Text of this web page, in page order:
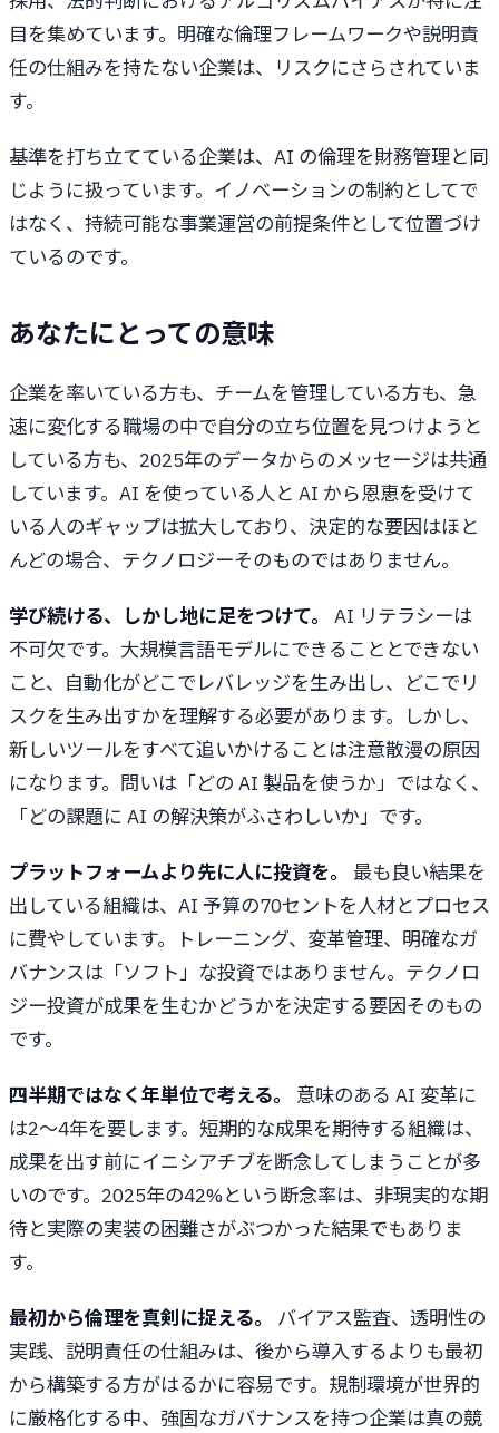
目を集めています。明確な倫理フレームワークや説明責
任の仕組みを持たない企業は、リスクにさらされていま
す。
基準を打ち立てている企業は、AI の倫理を財務管理と同
じように扱っています。イノベーションの制約としてで
はなく、持続可能な事業運営の前提条件として位置づけ
ているのです。
あなたにとっての意味
企業を率いている方も、チームを管理している方も、急
速に変化する職場の中で自分の立ち位置を見つけようと
している方も、2025年のデータからのメッセージは共通
しています。AI を使っている人と AI から恩恵を受けて
いる人のギャップは拡大しており、決定的な要因はほと
んどの場合、テクノロジーそのものではありません。
学び続ける、しかし地に足をつけて。
AI リテラシーは
不可欠です。大規模言語モデルにできることとできない
こと、自動化がどこでレバレッジを生み出し、どこでリ
スクを生み出すかを理解する必要があります。しかし、
新しいツールをすべて追いかけることは注意散漫の原因
になります。問いは「どの AI 製品を使うか」ではなく、
「どの課題に AI の解決策がふさわしいか」です。
プラットフォームより先に人に投資を。
最も良い結果を
出している組織は、AI 予算の70セントを人材とプロセス
に費やしています。トレーニング、変革管理、明確なガ
バナンスは「ソフト」な投資ではありません。テクノロ
ジー投資が成果を生むかどうかを決定する要因そのもの
です。
四半期ではなく年単位で考える。
意味のある AI 変革に
は2～4年を要します。短期的な成果を期待する組織は、
成果を出す前にイニシアチブを断念してしまうことが多
いのです。2025年の42%という断念率は、非現実的な期
待と実際の実装の困難さがぶつかった結果でもありま
す。
最初から倫理を真剣に捉える。
バイアス監査、透明性の
実践、説明責任の仕組みは、後から導入するよりも最初
から構築する方がはるかに容易です。規制環境が世界的
に厳格化する中、強固なガバナンスを持つ企業は真の競